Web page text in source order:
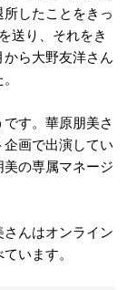
したことをきっ
送り、それをき
ら大野友洋さん
す。華原朋美さ
画で出演してい
の専属マネージ
さんはオンライン
います。